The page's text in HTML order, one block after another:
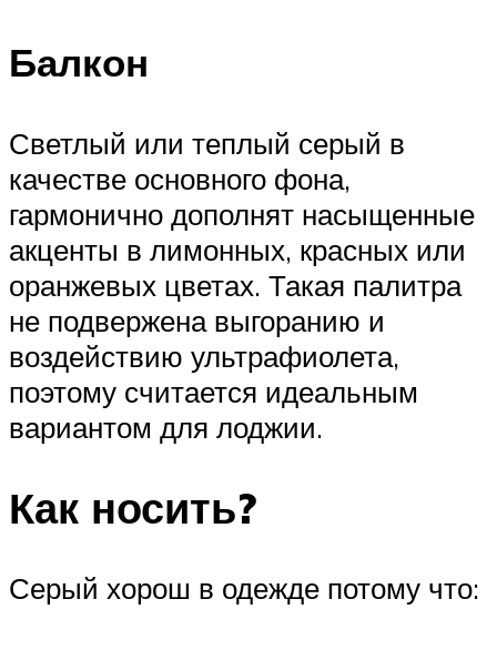
Балкон
Светлый или теплый серый в
качестве основного фона,
гармонично дополнят насыщенные
акценты в лимонных, красных или
оранжевых цветах. Такая палитра
не подвержена выгоранию и
воздействию ультрафиолета,
поэтому считается идеальным
вариантом для лоджии.
Как носить?
Серый хорош в одежде потому что: